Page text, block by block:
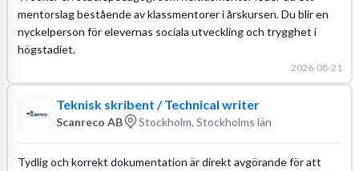
mentorslag bestående av klassmentorer i årskursen. Du blir en
nyckelperson för elevernas sociala utveckling och trygghet i
högstadiet.
2026-08-21
Teknisk skribent / Technical writer
Scanreco AB Stockholm, Stockholms län
Tydlig och korrekt dokumentation är direkt avgörande för att